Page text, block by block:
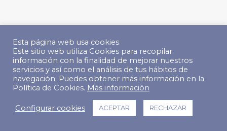
Esta página web usa cookies
Este sitio web utiliza Cookies para recopilar
información con la finalidad de mejorar nuestros
servicios y así como el análisis de tus hábitos de
navegación. Puedes obtener más información en la
Política de Cookies. Más información
Configurar cookies ACEPTAR RECHAZAR